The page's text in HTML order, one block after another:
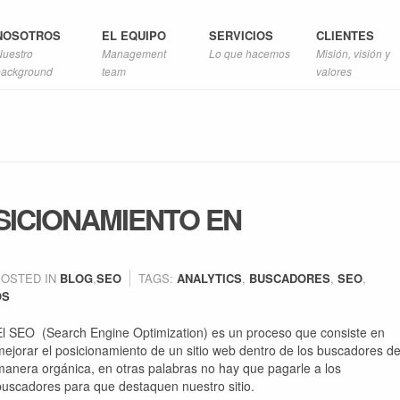
EL EQUIPO
Management
team
SERVICIOS
Lo que hacemos
CLIENTES
Misión, visión y
valores
EN
IN BLOG,SEO TAGS: ANALYTICS, BUSCADORES, SEO,
SEO (Search Engine Optimization) es un proceso que consiste en
el posicionamiento de un sitio web dentro de los buscadores de
orgánica, en otras palabras no hay que pagarle a los
para que destaquen nuestro sitio.